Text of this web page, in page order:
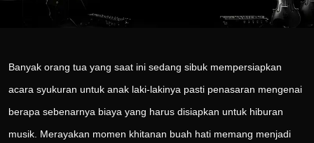
Banyak orang tua yang saat ini sedang sibuk mempersiapkan
acara syukuran untuk anak laki-lakinya pasti penasaran mengenai
berapa sebenarnya biaya yang harus disiapkan untuk hiburan
musik. Merayakan momen khitanan buah hati memang menjadi